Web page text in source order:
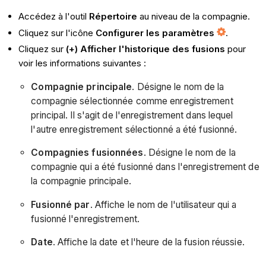
Accédez à l'outil Répertoire au niveau de la compagnie.
Cliquez sur l'icône Configurer les paramètres
.
Cliquez sur (+) Afficher l'historique des fusionspour
voir les informations suivantes :
Compagnie principale. Désigne le nom de la
compagnie sélectionnée comme enregistrement
principal. Il s'agit de l'enregistrement dans lequel
l'autre enregistrement sélectionné a été fusionné.
Compagnies fusionnées. Désigne le nom de la
compagnie qui a été fusionné dans l'enregistrement de
la compagnie principale.
Fusionné par. Affiche le nom de l'utilisateur qui a
fusionné l'enregistrement.
Date. Affiche la date et l'heure de la fusion réussie.